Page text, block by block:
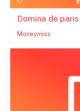
Domina de
Moneymiss